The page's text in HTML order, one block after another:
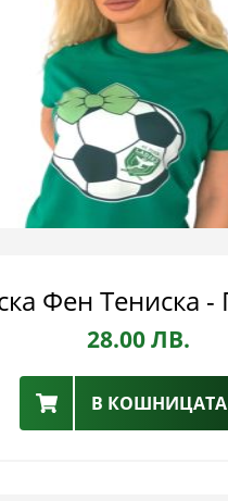
28.00ЛВ.
В КОШНИЦАТА